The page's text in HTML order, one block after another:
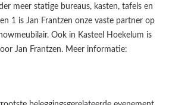
meer statige bureaus, kasten, tafels en
1 is Jan Frantzen onze vaste partner op
Ook in Kasteel Hoekelum is
Jan Frantzen. Meer informatie: